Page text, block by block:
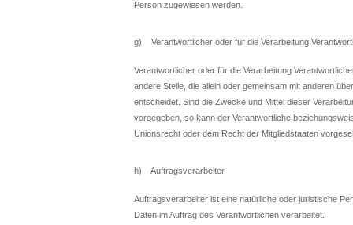
Person zugewiesen werden.
g) Verantwortlicher oder für die Verarbeitung
Verantwortlicher oder für die Verarbeitung
andere Stelle, die allein oder gemeinsam mit anderen
entscheidet. Sind die Zwecke und Mittel dieser
vorgegeben, so kann der Verantwortliche
Unionsrecht oder dem Recht der Mitgliedstaaten
h) Auftragsverarbeiter
Auftragsverarbeiter ist eine natürliche oder juristische
Daten im Auftrag des Verantwortlichen verarbeitet.